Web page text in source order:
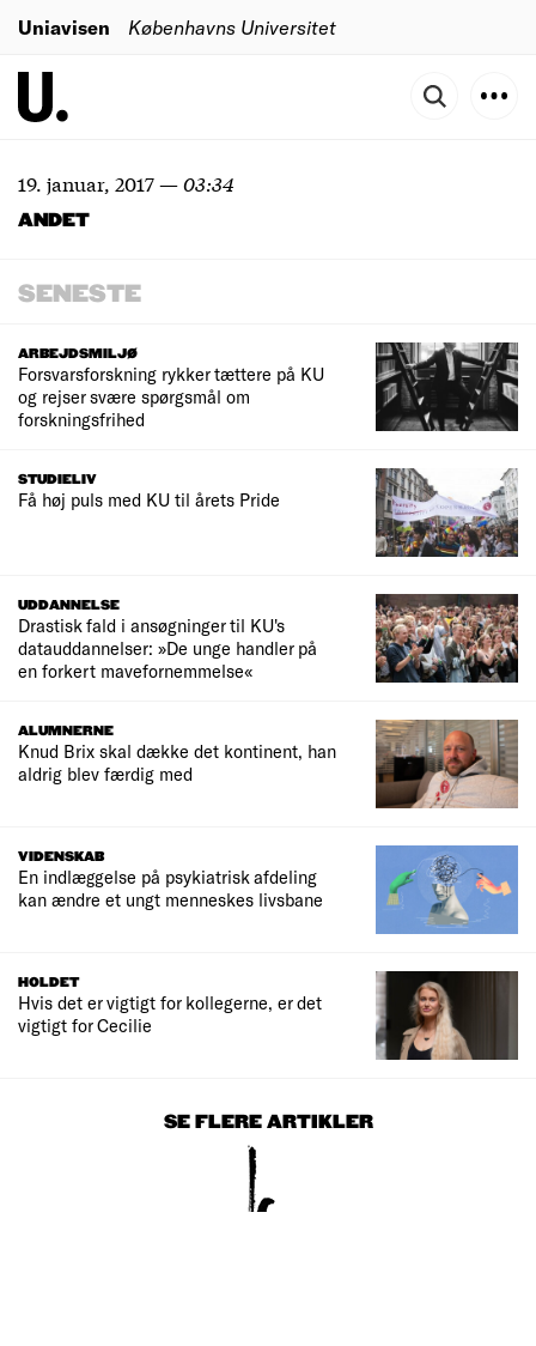
Uniavisen Københavns Universitet
19. januar, 2017—03:34
ANDET
SENESTE
ARBEJDSMILJØ
Forsvarsforskning rykker tættere på KU
og rejser svære spørgsmål om
forskningsfrihed
STUDIELIV
Få høj puls med KU til årets Pride
UDDANNELSE
Drastisk fald i ansøgninger til KU's
datauddannelser: »De unge handler på
en forkert mavefornemmelse«
ALUMNERNE
Knud Brix skal dække det kontinent, han
aldrig blev færdig med
VIDENSKAB
En indlæggelse på psykiatrisk afdeling
kan ændre et ungt menneskes livsbane
HOLDET
Hvis det er vigtigt for kollegerne, er det
vigtigt for Cecilie
SE FLERE ARTIKLER